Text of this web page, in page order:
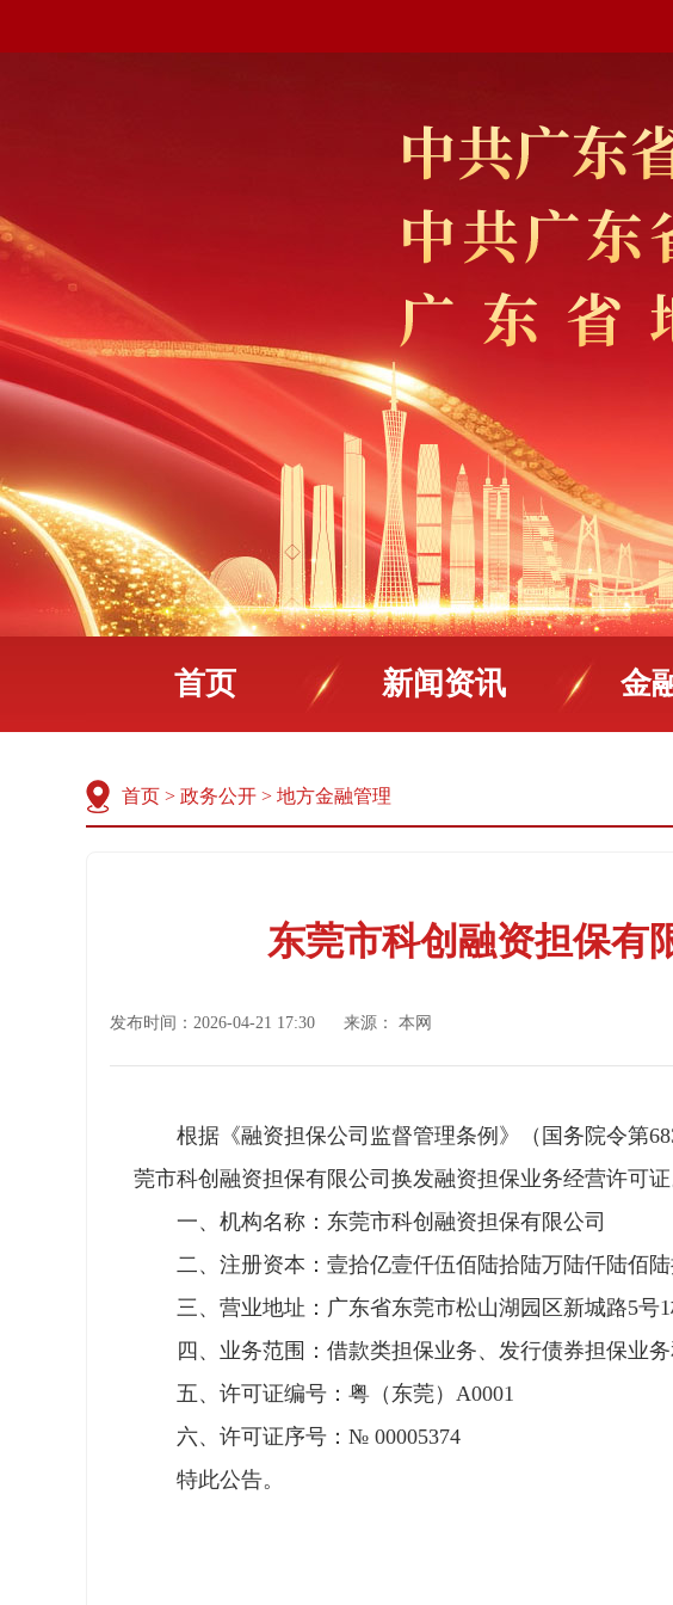
首页 新闻资讯 金
首页 > 政务公开 > 地方金融管理
东莞市科创融资担保有
发布时间：2026-04-21 17:30 来源： 本网
根据《融资担保公司监督管理条例》（国务院令第
莞市科创融资担保有限公司换发融资担保业务经营许可证
一、机构名称：东莞市科创融资担保有限公司
二、注册资本：壹拾亿壹仟伍佰陆拾陆万陆仟陆佰陆
三、营业地址：广东省东莞市松山湖园区新城路5号1
四、业务范围：借款类担保业务、发行债券担保业务
五、许可证编号：粤（东莞）A0001
六、许可证序号：№ 00005374
特此公告。